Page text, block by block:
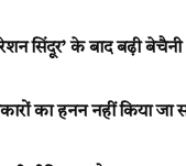
सिंदूर’ के बाद बढ़ी बेचैनी
का हनन नहीं किया जा